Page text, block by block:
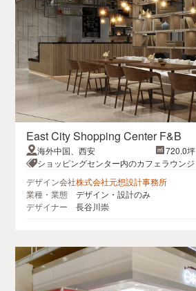
East City Shopping Center F&B
海外中国、西安
720.0坪
ショッピングセンター内のカフェラウンジ
デザイン会社株式会社元想設計事務所
業種・業態
デザイン・設計のみ
デザイナー
長谷川崇